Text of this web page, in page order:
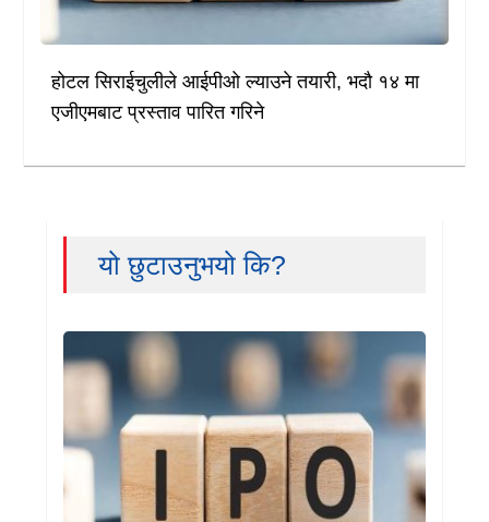
होटल सिराईचुलीले आईपीओ ल्याउने तयारी, भदौ १४ मा
एजीएमबाट प्रस्ताव पारित गरिने
यो छुटाउनुभयो कि?